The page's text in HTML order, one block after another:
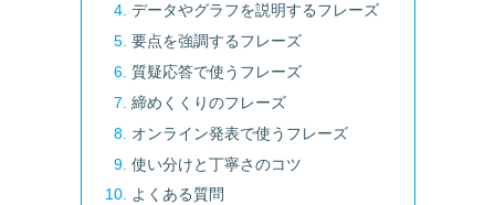
データやグラフを説明するフレーズ
要点を強調するフレーズ
質疑応答で使うフレーズ
締めくくりのフレーズ
オンライン発表で使うフレーズ
使い分けと丁寧さのコツ
よくある質問